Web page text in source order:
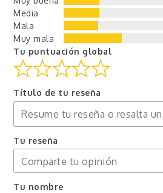
Media
Mala
Muy mala
Tu puntuación global
Título de tu reseña
Tu reseña
Tu nombre